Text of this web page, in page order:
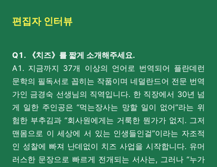
편집자 인터뷰
Q1. 《치즈》를 짧게 소개해주세요.
A1. 지금까지 37개 이상의 언어로 번역되어 플란데런
문학의 필독서로 꼽히는 작품이며 네덜란드어 전문 번역
가인 금경숙 선생님의 직역입니다. 한 직장에서 30년 넘
게 일한 주인공은 “먹는장사는 망할 일이 없어”라는 위
험한 부추김과 “회사원에게는 거룩한 뭔가가 없지. 그저
맨몸으로 이 세상에 서 있는 인생들인걸”이라는 자조적
인 성찰에 빠져 난데없이 치즈 사업을 시작합니다. 유머
러스한 문장으로 빠르게 전개되는 서사는, 그러나 “누가